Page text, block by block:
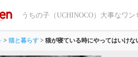
うちの子（UCHINOCO）大事なワ
猫と暮らす 猫が寝ている時にやってはいけな